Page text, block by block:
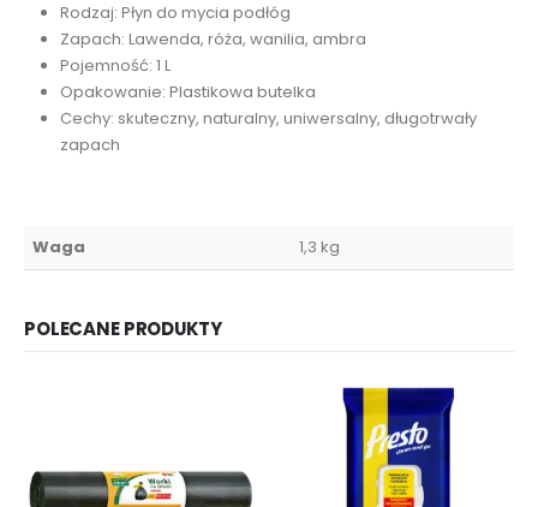
Rodzaj: Płyn do mycia podłóg
Zapach: Lawenda, róża, wanilia, ambra
Pojemność: 1 L
Opakowanie: Plastikowa butelka
Cechy: skuteczny, naturalny, uniwersalny, długotrwały
zapach
Waga 1,3 kg
POLECANE PRODUKTY